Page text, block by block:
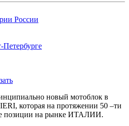
России
Петербурге
новый мотоблок в
которая на протяжении 50 –ти
позиции на рынке ИТАЛИИ.